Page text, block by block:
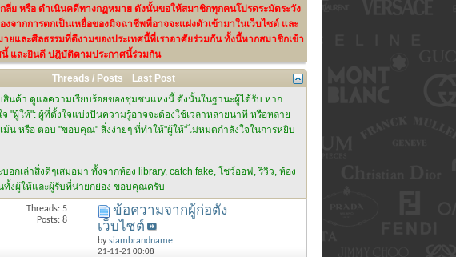
ลี่ย หรือ ดำเนินคดีทางกฏหมาย ดังนั้นขอให้สมาชิกทุกคนโปรดระมัดระวัง
จากการตกเป็นเหยื่อของมิจฉาชีพที่อาจจะแฝงตัวเข้ามาในเว็บไซต์ และ
และศีลธรรมที่ดีงามของประเทศนี้ที่เราอาศัยร่วมกัน ทั้งนี้หากสมาชิกเข้า
นี้ และยินดี ปฎิบัติตามประกาศนี้ร่วมกัน
Threads / Posts
Last Post
นค้า ดูแลความเรียบร้อยของชุมชนแห่งนี้ ดังนั้นในฐานะผู้ได้รับ หาก
"ผู้ให้": ผู้ที่ตั้งใจแบ่งปันความรู้อาจจะต้องใช้เวลาหลายนาที หรือหลาย
หรือ ตอบ "ขอบคุณ" สิ่งง่ายๆ ที่ทำให้"ผู้ให้"ไม่หมดกำลังใจในการหยิบ
เล่าสิ่งดีๆเสมอมา ทั้งจากห้อง library, catch fake, โชว์ออฟ, รีวิว, ห้อง
ทั้งผู้ให้และผู้รับที่น่ายกย่อง ขอบคุณครับ
Threads: 5
Posts: 8
ข้อความจากผู้ก่อตั้ง
เว็บไซต์
bysiambrandname
21-11-21 00:08